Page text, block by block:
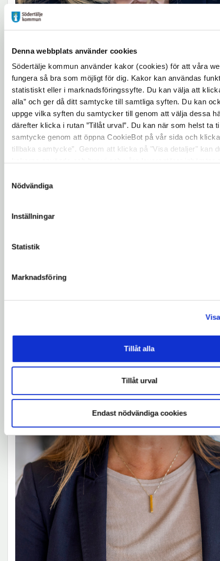
Denna webbplats använder cookies
Södertälje kommun använder kakor (cookies) för att våra
fungera så bra som möjligt för dig. Kakor kan användas
statistiskt eller i marknadsföringssyfte. Du kan välja att
alla” och ger då ditt samtycke till samtliga syften. Du kan
uppge vilka syften du samtycker till genom att välja dessa
därefter klicka i rutan ”Tillåt urval”. Du kan när som helst ta
samtycke genom att öppna CookieBot på vår sida och klicka
tillbaka samtycke”. Genom att klicka på "Visa detaljer" kan
Nödvändiga
Inställningar
Statistik
Marknadsföring
Tillåt alla
Tillåt urval
Endast nödvändiga cookies
Ingela Hamlin
Utbildningsdirektör
08-523 010 00